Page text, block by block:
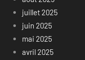
juillet 2025
juin 2025
mai 2025
avril 2025